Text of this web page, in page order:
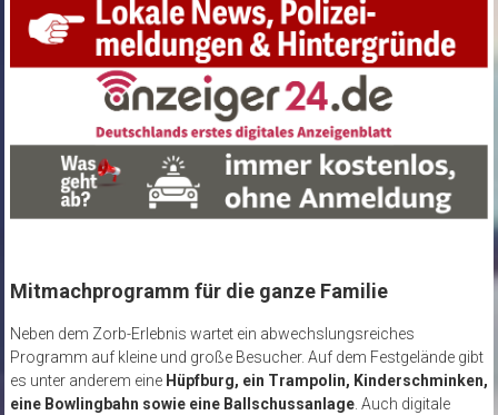
Mitmachprogramm für die ganze Familie
Neben dem Zorb-Erlebnis wartet ein abwechslungsreiches
Programm auf kleine und große Besucher. Auf dem Festgelände gibt
es unter anderem eineHüpfburg, ein Trampolin, Kinderschminken,
eine Bowlingbahn sowie eine Ballschussanlage. Auch digitale